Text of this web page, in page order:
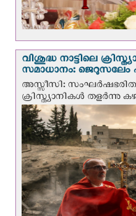
വിശുദ്ധ നാട്ടിലെ
സമാധാനം: ജെറുസലേം
അസ്സീസി:
ക്രിസ്ത്യാനികൾ തളര്‍ന്നു